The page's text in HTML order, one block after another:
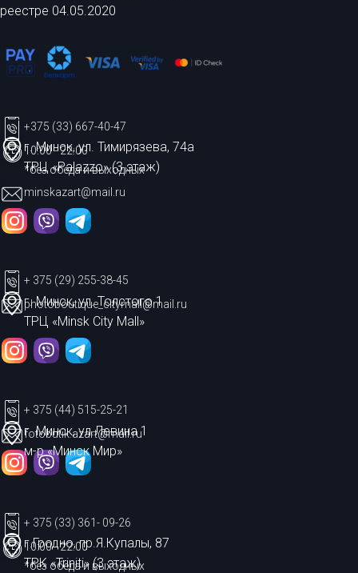
реестре 04.05.2020
г. Минск, ул. Тимирязева, 74а
ТРЦ «Palazzo» (3 этаж)
+375 (33) 667-40-47
10:00 - 22:00
*без обеда и выходных
minskazart@mail.ru
г. Минск, ул. Толстого 1
ТРЦ «Minsk City Mall»
+ 375 (29) 255-38-45
photoboutique_citymall@mail.ru
г. Минск, ул.Левина 1
м-р «Минск Мир»
+ 375 (44) 515-25-21
fotobutik.azart@mail.ru
г.Гродно, пр.Я.Купалы, 87
ТРК «Triniti» (3 этаж)
+ 375 (33) 361- 09-26
10:00 - 22:00
*без обеда и выходных